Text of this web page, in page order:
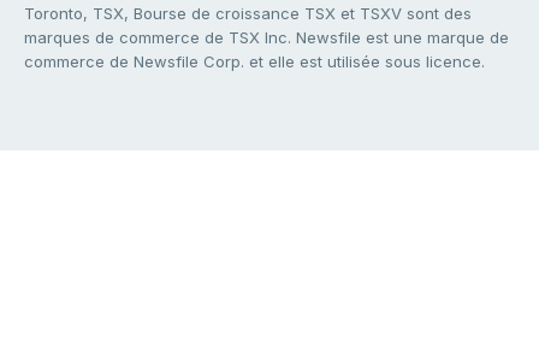
Toronto, TSX, Bourse de croissance TSX et TSXV sont des
marques de commerce de TSX Inc. Newsfile est une marque de
commerce de Newsfile Corp. et elle est utilisée sous licence.